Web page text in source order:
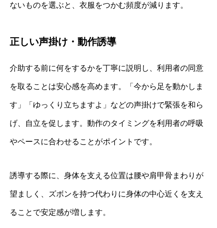
ないものを選ぶと、衣服をつかむ頻度が減ります。
正しい声掛け・動作誘導
介助する前に何をするかを丁寧に説明し、利用者の同意
を取ることは安心感を高めます。「今から足を動かしま
す」「ゆっくり立ちますよ」などの声掛けで緊張を和ら
げ、自立を促します。動作のタイミングを利用者の呼吸
やペースに合わせることがポイントです。
誘導する際に、身体を支える位置は腰や肩甲骨まわりが
望ましく、ズボンを持つ代わりに身体の中心近くを支え
ることで安定感が増します。